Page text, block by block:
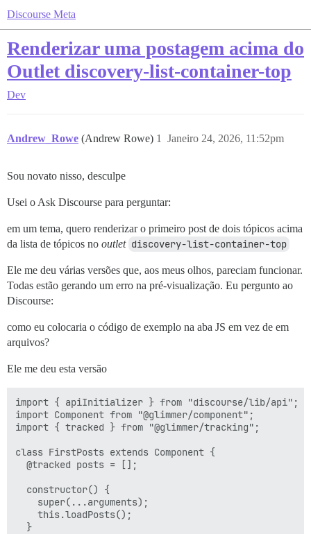
Discourse Meta
Renderizar uma postagem acima do
Outlet discovery-list-container-top
Dev
Andrew_Rowe (Andrew Rowe) Janeiro 24, 2026, 11:52pm
1
Sou novato nisso, desculpe
Usei o Ask Discourse para perguntar:
em um tema, quero renderizar o primeiro post de dois tópicos acima
da lista de tópicos no outlet discovery-list-container-top
Ele me deu várias versões que, aos meus olhos, pareciam funcionar.
Todas estão gerando um erro na pré-visualização. Eu pergunto ao
Discourse:
como eu colocaria o código de exemplo na aba JS em vez de em
arquivos?
Ele me deu esta versão
import { apiInitializer } from "discourse/lib/api";
import Component from "@glimmer/component";
import { tracked } from "@glimmer/tracking";
class FirstPosts extends Component {
  @tracked posts = [];
  constructor() {
    super(...arguments);
    this.loadPosts();
  }